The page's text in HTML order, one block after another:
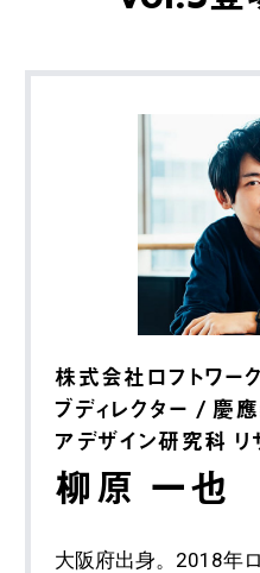
株式会社ロフトワー
ブディレクター / 慶
アデザイン研究科 リ
柳原 一也
大阪府出身。2018年